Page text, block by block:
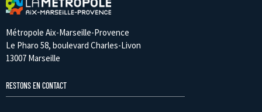
Métropole Aix-Marseille-Provence
Le Pharo 58, boulevard Charles-Livon
13007 Marseille
RESTONS EN CONTACT